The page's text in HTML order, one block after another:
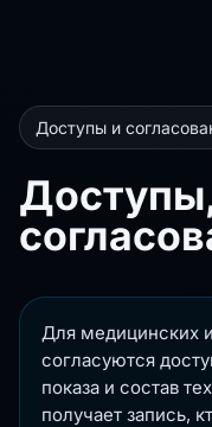
Доступы и
Для медицинских
согласуются
показа и состав
получает запись,